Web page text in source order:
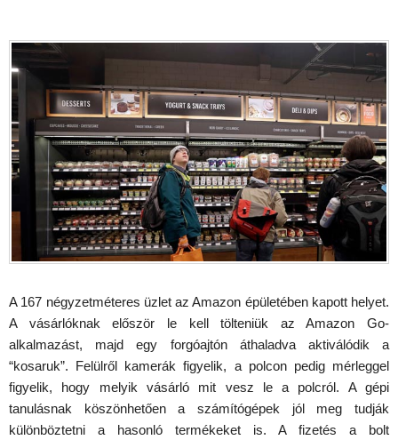
A 167 négyzetméteres üzlet az Amazon épületében kapott helyet.
A vásárlóknak először le kell tölteniük az Amazon Go-
alkalmazást, majd egy forgóajtón áthaladva aktiválódik a
“kosaruk”. Felülről kamerák figyelik, a polcon pedig mérleggel
figyelik, hogy melyik vásárló mit vesz le a polcról. A gépi
tanulásnak köszönhetően a számítógépek jól meg tudják
különböztetni a hasonló termékeket is. A fizetés a bolt